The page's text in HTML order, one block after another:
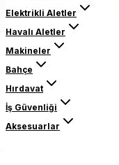
Elektrikli Aletler
Havalı Aletler
Makineler
Bahçe
Hırdavat
İş Güvenliği
Aksesuarlar